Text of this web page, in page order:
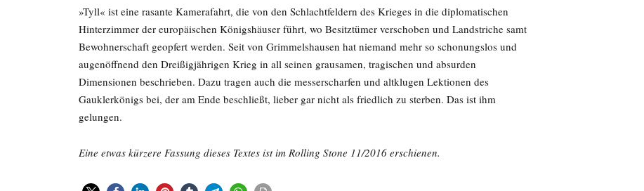
»Tyll« ist eine rasante Kamerafahrt, die von den Schlachtfeldern des Krieges in die diplomatischen
Hinterzimmer der europäischen Königshäuser führt, wo Besitztümer verschoben und Landstriche samt
Bewohnerschaft geopfert werden. Seit von Grimmelshausen hat niemand mehr so schonungslos und
augenöffnend den Dreißigjährigen Krieg in all seinen grausamen, tragischen und absurden
Dimensionen beschrieben. Dazu tragen auch die messerscharfen und altklugen Lektionen des
Gauklerkönigs bei, der am Ende beschließt, lieber gar nicht als friedlich zu sterben. Das ist ihm
gelungen.
Eine etwas kürzere Fassung dieses Textes ist im Rolling Stone 11/2016 erschienen.